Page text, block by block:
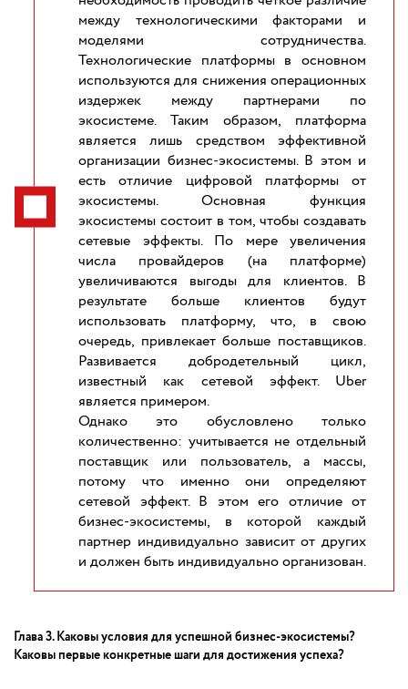
между технологическими факторами и
моделями сотрудничества.
Технологические платформы в основном
используются для снижения операционных
издержек между партнерами по
экосистеме. Таким образом, платформа
является лишь средством эффективной
организации бизнес-экосистемы. В этом и
есть отличие цифровой платформы от
экосистемы. Основная функция
экосистемы состоит в том, чтобы создавать
сетевые эффекты. По мере увеличения
числа провайдеров (на платформе)
увеличиваются выгоды для клиентов. В
результате больше клиентов будут
использовать платформу, что, в свою
очередь, привлекает больше поставщиков.
Развивается добродетельный цикл,
известный как сетевой эффект. Uber
является примером.
Однако это обусловлено только
количественно: учитывается не отдельный
поставщик или пользователь, а массы,
потому что именно они определяют
сетевой эффект. В этом его отличие от
бизнес-экосистемы, в которой каждый
партнер индивидуально зависит от других
и должен быть индивидуально организован.
Глава 3. Каковы условия для успешной бизнес-экосистемы?
Каковы первые конкретные шаги для достижения успеха?